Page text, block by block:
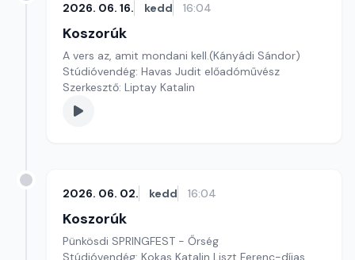
2026. 06. 16. kedd 16:04
Koszorúk
A vers az, amit mondani kell.(Kányádi Sándor)
Stúdióvendég: Havas Judit előadóművész
Szerkesztő: Liptay Katalin
2026. 06. 02. kedd 16:04
Koszorúk
Pünkösdi SPRINGFEST - Őrség
Stúdióvendég: Kokas Katalin Liszt Ferenc-díjas